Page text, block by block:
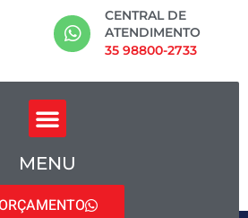
CENTRAL DE
ATENDIMENTO
35 98800-2733
MENU